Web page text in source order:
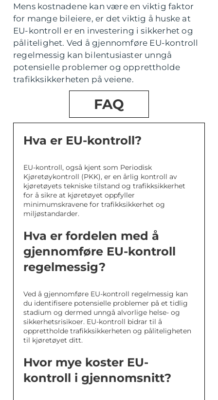
Mens kostnadene kan være en viktig faktor
for mange bileiere, er det viktig å huske at
EU-kontroll er en investering i sikkerhet og
pålitelighet. Ved å gjennomføre EU-kontroll
regelmessig kan bilentusiaster unngå
potensielle problemer og opprettholde
trafikksikkerheten på veiene.
FAQ
Hva er EU-kontroll?
EU-kontroll, også kjent som Periodisk
Kjøretøykontroll (PKK), er en årlig kontroll av
kjøretøyets tekniske tilstand og trafikksikkerhet
for å sikre at kjøretøyet oppfyller
minimumskravene for trafikksikkerhet og
miljøstandarder.
Hva er fordelen med å
gjennomføre EU-kontroll
regelmessig?
Ved å gjennomføre EU-kontroll regelmessig kan
du identifisere potensielle problemer på et tidlig
stadium og dermed unngå alvorlige helse- og
sikkerhetsrisikoer. EU-kontroll bidrar til å
opprettholde trafikksikkerheten og påliteligheten
til kjøretøyet ditt.
Hvor mye koster EU-
kontroll i gjennomsnitt?